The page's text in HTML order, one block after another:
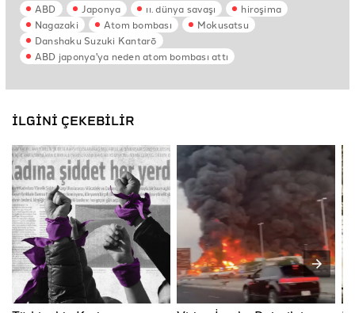
ABD Japonya ıı. dünya savaşı
hiroşima
Nagazaki
Atom bombası
Mokusatsu
Danshaku Suzuki Kantarō
ABD japonya'ya neden atom bombası attı
İLGİNİ ÇEKEBİLİR